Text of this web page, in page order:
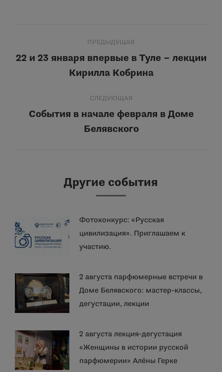
по
записям
ПРЕДЫДУЩАЯ
Предыдущая
запись:
22 и 23 января впервые в Туле – лекции
Кирилла Кобрина
СЛЕДУЮЩАЯ
Следующая
События в начале февраля в Доме
Белявского
Другие события
Фотоконкурс: «Русская
цивилизация». Приглашаем к
участию.
2 августа парфюмерные встречи в
Доме Белявского: мастер-классы,
дегустации, лекции
2 августа лекция-дегустация
«Женщины в истории русской
парфюмерии» Алёны Герке